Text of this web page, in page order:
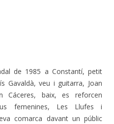
de 1985 a Constantí, petit
Gavaldà, veu i guitarra, Joan
baix, es reforcen
femenines, Les Llufes i
comarca davant un públic